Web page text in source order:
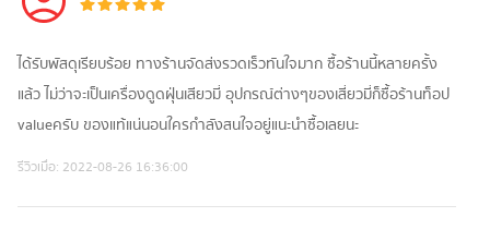
ได้รับพัสดุเรียบร้อย ทางร้านจัดส่งรวดเร็วทันใจมาก ซื้อร้านนี้หลายครั้ง
แล้ว ไม่ว่าจะเป็นเครื่องดูดฝุ่นเสียวมี่ อุปกรณ์ต่างๆของเสี่ยวมี่ก็ซื้อร้านท็อป
valueครับ ของแท้แน่นอนใครกำลังสนใจอยู่แนะนำซื้อเลยนะ
รีวิวเมื่อ: 2022-08-26 16:36:00